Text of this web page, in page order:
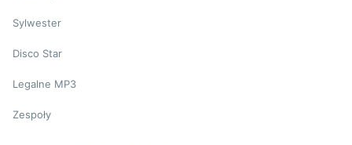
Sylwester
Disco Star
Legalne MP3
Zespoły